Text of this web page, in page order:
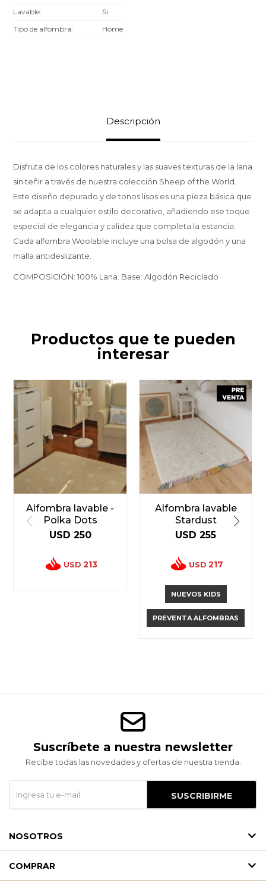
Lavable
Si
Tipo de alfombra
Home
Descripción
Disfruta de los colores naturales y las suaves texturas de la lana
sin teñir a través de nuestra colección Sheep of the World.
Este diseño depurado y de tonos lisos es una pieza básica que
se adapta a cualquier estilo decorativo, añadiendo ese toque
especial de elegancia y calidez que completa la estancia.
Cada alfombra Woolable incluye una bolsa de algodón y una
malla antideslizante.
COMPOSICIÓN: 100% Lana. Base: Algodón Reciclado
Productos que te pueden
interesar
Alfombra lavable -
Polka Dots
USD 250
USD 213
Alfombra lavable
Stardust
USD 255
USD 217
NUEVOS KIDS
PREVENTA ALFOMBRAS
Suscríbete a nuestra newsletter
Recibe todas las novedades y ofertas de nuestra tienda.
SUSCRIBIRME
NOSOTROS
COMPRAR